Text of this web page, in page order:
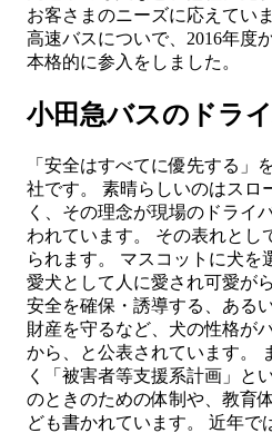
お客さまのニーズに応えてい
高速バスについで、2016年度
本格的に参入をしました。
小田急バスのドラ
「安全はすべてに優先する」
社です。 素晴らしいのはスロ
く、その理念が現場のドライ
われています。 その表れとし
られます。 マスコットに犬を
愛犬として人に愛され可愛が
安全を確保・誘導する、ある
財産を守るなど、犬の性格が
から、と公表されています。
く「被害者等支援系計画」と
のときのための体制や、教育
ども書かれています。 近年で